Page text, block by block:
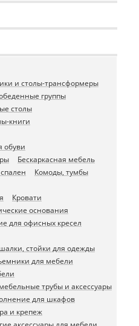
и столы-трансформеры
группы
столы
книги
обуви
Бескаркасная мебель
Комоды, тумбы
Кровати
основания
для офисных кресел
стойки для одежды
для мебели
трубы и аксессуары
для шкафов
и крепеж